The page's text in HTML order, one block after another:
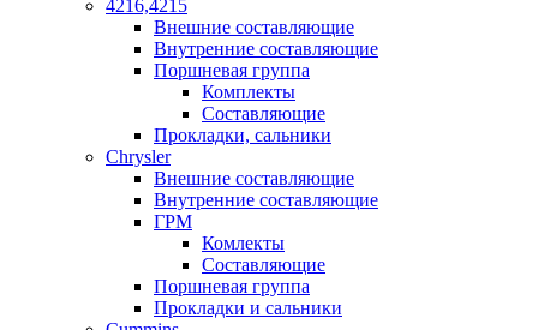
4216,4215
Внешние составляющие
Внутренние составляющие
Поршневая группа
Комплекты
Составляющие
Прокладки, сальники
Chrysler
Внешние составляющие
Внутренние составляющие
ГРМ
Комлекты
Составляющие
Поршневая группа
Прокладки и сальники